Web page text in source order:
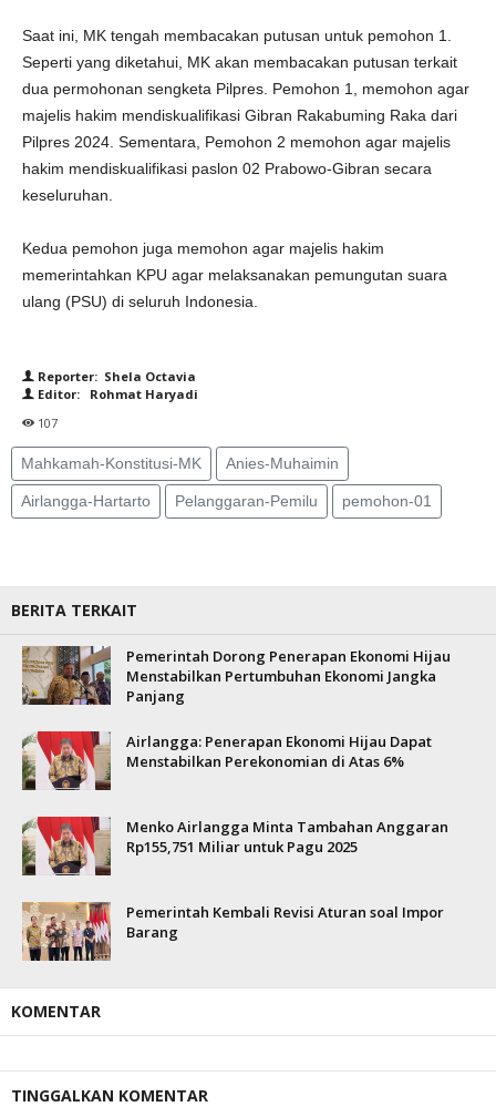
Saat ini, MK tengah membacakan putusan untuk pemohon 1.
Seperti yang diketahui, MK akan membacakan putusan terkait
dua permohonan sengketa Pilpres. Pemohon 1, memohon agar
majelis hakim mendiskualifikasi Gibran Rakabuming Raka dari
Pilpres 2024. Sementara, Pemohon 2 memohon agar majelis
hakim mendiskualifikasi paslon 02 Prabowo-Gibran secara
keseluruhan.
Kedua pemohon juga memohon agar majelis hakim
memerintahkan KPU agar melaksanakan pemungutan suara
ulang (PSU) di seluruh Indonesia.
Reporter: Shela Octavia
Editor: Rohmat Haryadi
107
Mahkamah-Konstitusi-MK Anies-Muhaimin
Airlangga-Hartarto Pelanggaran-Pemilu pemohon-01
BERITA TERKAIT
Pemerintah Dorong Penerapan Ekonomi Hijau
Menstabilkan Pertumbuhan Ekonomi Jangka
Panjang
Airlangga: Penerapan Ekonomi Hijau Dapat
Menstabilkan Perekonomian di Atas 6%
Menko Airlangga Minta Tambahan Anggaran
Rp155,751 Miliar untuk Pagu 2025
Pemerintah Kembali Revisi Aturan soal Impor
Barang
KOMENTAR
TINGGALKAN KOMENTAR